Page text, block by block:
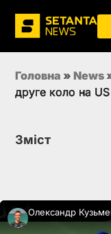
Головна » News
друге коло на
Зміст
Олександр